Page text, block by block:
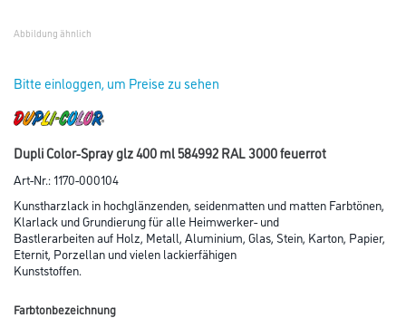
Abbildung ähnlich
Bitte einloggen, um Preise zu sehen
Dupli Color-Spray glz 400 ml 584992 RAL 3000 feuerrot
Art-Nr.:1170-000104
Kunstharzlack in hochglänzenden, seidenmatten und matten Farbtönen,
Klarlack und Grundierung für alle Heimwerker- und
Bastlerarbeiten auf Holz, Metall, Aluminium, Glas, Stein, Karton, Papier,
Eternit, Porzellan und vielen lackierfähigen
Kunststoffen.
Farbtonbezeichnung